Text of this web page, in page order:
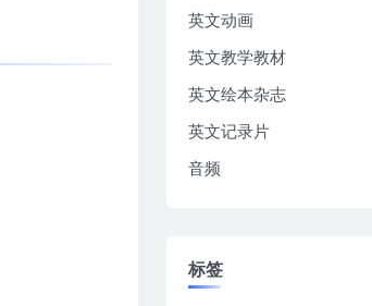
英文动画
英文教学教材
英文绘本杂志
英文记录片
音频
标签